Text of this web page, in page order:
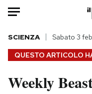
HOME
Italia
QUESTO ARTICOLO
SCIENZA Sabato 3
Weekly